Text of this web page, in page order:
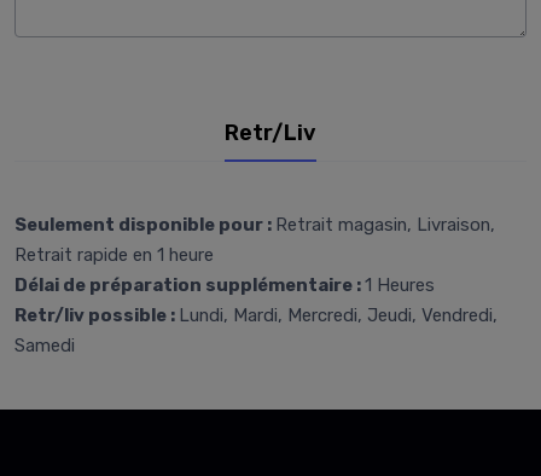
Retr/Liv
Seulement disponible pour : Retrait magasin, Livraison,
Retrait rapide en 1 heure
Délai de préparation supplémentaire :1 Heures
Retr/liv possible : Lundi, Mardi, Mercredi, Jeudi, Vendredi,
Samedi